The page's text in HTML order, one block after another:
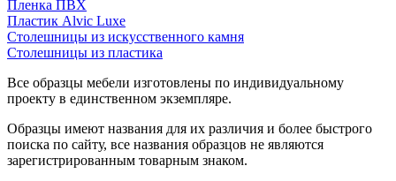
Пленка ПВХ
Пластик Alvic Luxe
Столешницы из искусственного камня
Столешницы из пластика
Все образцы мебели изготовлены по индивидуальному
проекту в единственном экземпляре.
Образцы имеют названия для их различия и более быстрого
поиска по сайту, все названия образцов не являются
зарегистрированным товарным знаком.